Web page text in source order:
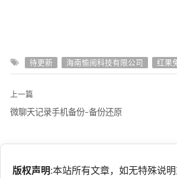
待更新 海南愉阅科技有限公司 红果
上一篇
微聊天记录手机备份-备份还原
版权声明:本站所有文章，如无特殊说